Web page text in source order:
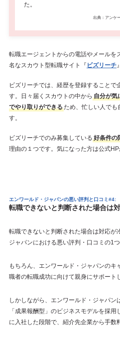
た。
出典：アンケ
転職エージェントからの電話やメールを
名なスカウト型転職サイト『 ビズリーチ
ビズリーチでは、経歴を登録することで
す。日々届くスカウトの中から 自分が気
でやり取りができるため、忙しい人でも
す。
ビズリーチでのみ募集している 好条件の
理由の１つです。気になった方は公式
エンワールド・ジャパンの悪い評判と口コミ#4:
転職できないと判断された場合は
転職できないと判断された場合は対応が
ジャパンにおける悪い評判・口コミの1つ
もちろん、エンワールド・ジャパンの
職者の転職成功に向けて親身にサポート
しかしながら、エンワールド・ジャパン
「成果報酬型」のビジネスモデルを採
に入社した段階で、紹介先企業から手数